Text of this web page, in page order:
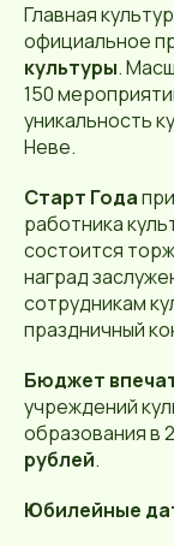
Главная
официальное
культуры.
150
уникальность
Неве.
Старт Года
работника
состоится
наград
сотрудникам
праздничный
Бюджет
учреждений
образования в
рублей.
Юбилейные